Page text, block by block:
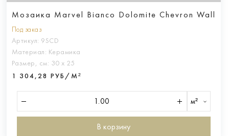
Мозаика Marvel Bianco Dolomite Chevron Wall
Под заказ
Артикул: 9SCD
Материал: Керамика
Размер, см: 30 х 25
1 304,28 РУБ/М²
м²
В корзину